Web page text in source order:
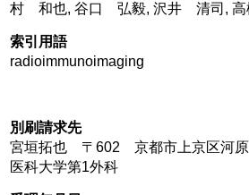
村 和也, 谷口 弘毅, 沢井 清司,
索引用語
radioimmunoimaging
別刷請求先
宮垣拓也 〒602 京都市上京区河
医科大学第1外科